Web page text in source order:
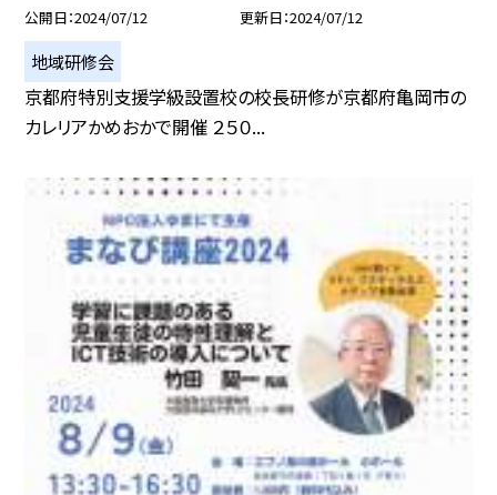
公開日 2024/07/12 更新日 2024/07/12
地域研修会
京都府特別支援学級設置校の校長研修が京都府亀岡市の
カレリアかめおかで開催 ２５０...